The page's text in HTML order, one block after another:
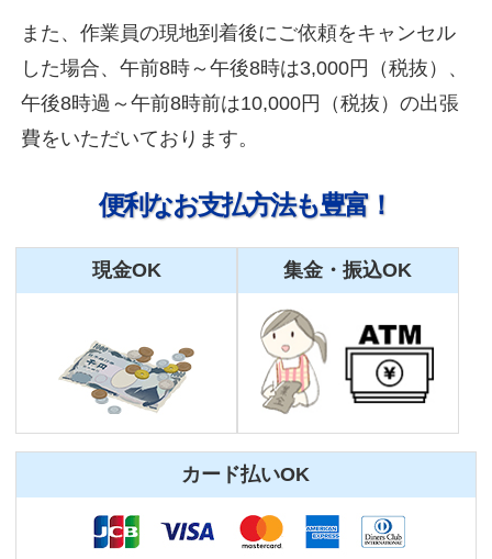
また、作業員の現地到着後にご依頼をキャンセル
した場合、午前8時～午後8時は3,000円（税抜）、
午後8時過～午前8時前は10,000円（税抜）の出張
費をいただいております。
便利なお支払方法も豊富！
現金OK
カード払いOK
集金・振込OK